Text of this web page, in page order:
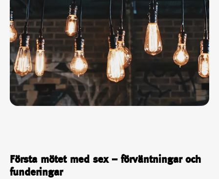
Första mötet med sex – förväntningar och
funderingar